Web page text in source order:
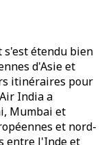
s'est étendu bien
d'Asie et
itinéraires pour
India a
Mumbai et
et nord-
entre l'Inde et